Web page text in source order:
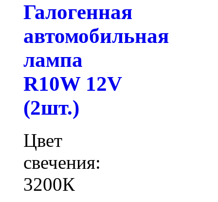
Галогенная
автомобильная
лампа
R10W 12V
(2шт.)
Цвет
свечения:
3200К